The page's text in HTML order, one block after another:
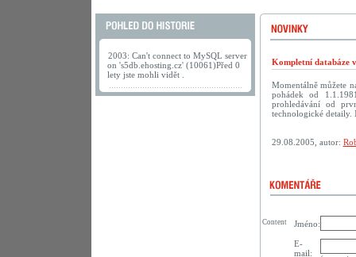
2003: Can't connect to MySQL server
on 's5db.ehosting.cz' (10061)Před 0
lety jste mohli vidět .
Kompletní databáze
Momentálně můžete
pohádek od
prohledávání od
technologické detaily.
29.08.2005, autor:
Jméno:
E-
mail:
Content